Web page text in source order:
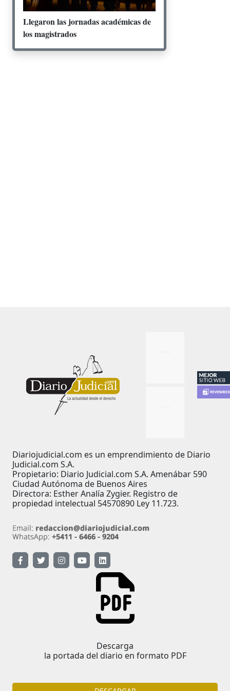
Llegaron las jornadas académicas de
los magistrados
Diariojudicial.com es un emprendimiento de Diario
Judicial.com S.A.
Propietario: Diario Judicial.com S.A. Amenábar 590
Ciudad Autónoma de Buenos Aires
Directora: Esther Analía Zygier. Registro de
propiedad intelectual 54570890 Ley 11.723.
Descarga
la portada del diario en formato PDF